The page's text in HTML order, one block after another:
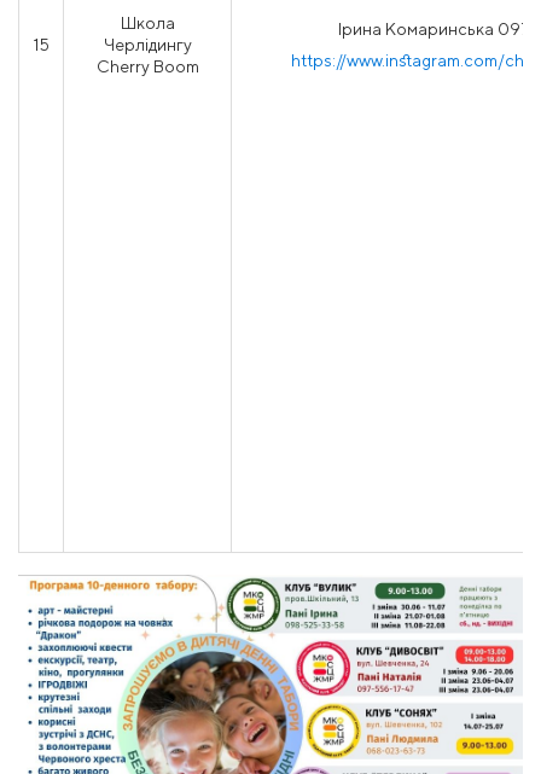
15
Школа
Черлідингу
Cherry Boom
Ірина Комаринська
https://www.instagram.com/